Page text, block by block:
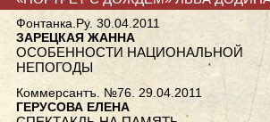
Фонтанка.Ру. 30.04.2011
ЗАРЕЦКАЯ ЖАННА
ОСОБЕННОСТИ НАЦИОНАЛЬНОЙ
НЕПОГОДЫ
Коммерсантъ. №76. 29.04.2011
ГЕРУСОВА ЕЛЕНА